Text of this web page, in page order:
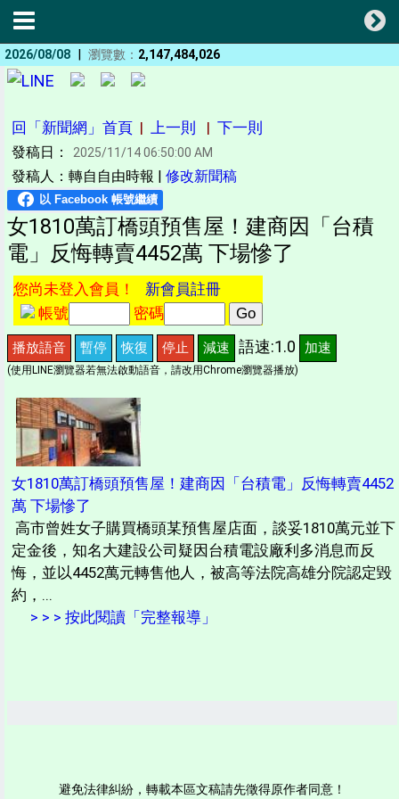
2026/08/08 | 瀏覽數： 2,147,484,026
回「新聞網」首頁 | 上一則 | 下一則
發稿日： 2025/11/14 06:50:00 AM
發稿人：轉自自由時報 | 修改新聞稿
女1810萬訂橋頭預售屋！建商因「台積
電」反悔轉賣4452萬 下場慘了
您尚未登入會員！ 新會員註冊
帳號
密碼
播放語音 暫停 恢復 停止 減速 語速:1.0 加速
(使用LINE瀏覽器若無法啟動語音，請改用Chrome瀏覽器播放)
女1810萬訂橋頭預售屋！建商因「台積電」反悔轉賣4452
萬 下場慘了
高市曾姓女子購買橋頭某預售屋店面，談妥1810萬元並下
定金後，知名大建設公司疑因台積電設廠利多消息而反
悔，並以4452萬元轉售他人，被高等法院高雄分院認定毀
約，...
> > > 按此閱讀「完整報導」
避免法律糾紛，轉載本區文稿請先徵得原作者同意！